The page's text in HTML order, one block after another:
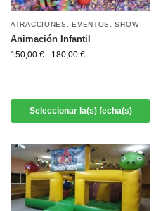
ATRACCIONES , EVENTOS ,SHOW
Animación Infantil
150,00 € - 180,00 €
Seleccionar la(s) fecha(s)